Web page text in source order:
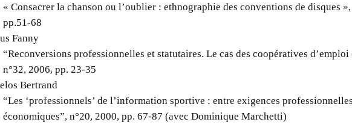
« Consacrer la chanson ou l’oublier : ethnographie des conventions de disques
pp.51-68
Fanny
“Reconversions professionnelles et statutaires. Le cas des coopératives d’emploi
n°32, 2006, pp. 23-35
Bertrand
“Les ‘professionnels’ de l’information sportive : entre exigences
économiques”, n°20, 2000, pp. 67-87 (avec Dominique Marchetti)